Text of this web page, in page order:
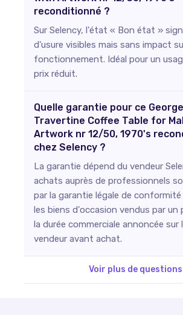
reconditionné ?
Sur Selency, l'état « Bon état »
d'usure visibles mais sans impact
fonctionnement. Idéal pour un
prix réduit.
Quelle garantie pour ce
Travertine Coffee Table for
Artwork nr 12/50, 1970's
chez Selency ?
La garantie dépend du vendeur
achats auprès de professionnels
par la garantie légale de
les biens d'occasion vendus par un
la durée commerciale annoncée sur
vendeur avant achat.
Voir plus de questions